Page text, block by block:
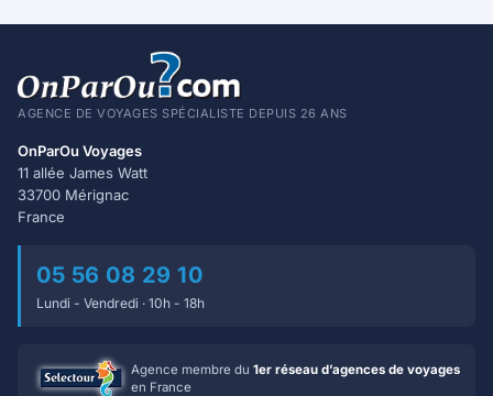
AGENCE DE VOYAGES SPÉCIALISTE DEPUIS 26 ANS
OnParOu Voyages
11 allée James Watt
33700 Mérignac
France
05 56 08 29 10
Lundi - Vendredi · 10h - 18h
Agence membre du 1er réseau d’agences de voyages
en France